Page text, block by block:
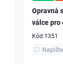
Opravná
válce pro
Kód:1351